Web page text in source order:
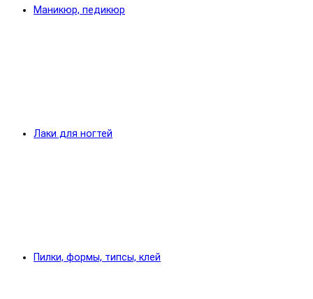
Маникюр, педикюр
Лаки для ногтей
Пилки, формы, типсы, клей